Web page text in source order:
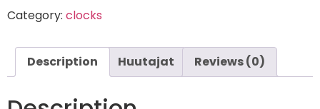
Category: clocks
Description Huutajat Reviews (0)